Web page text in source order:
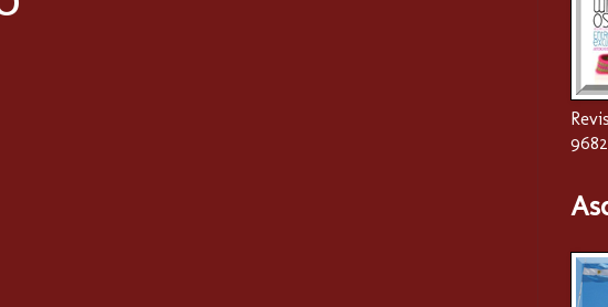
9682